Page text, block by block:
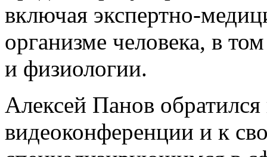
включая экспертно-
организме человека, в
и физиологии.
Алексей Панов
видеоконференции и к